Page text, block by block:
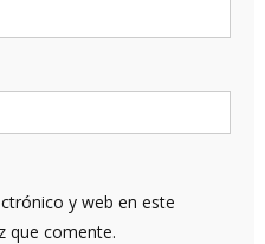
y web en este
que comente.